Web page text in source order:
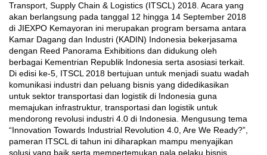
Transport, Supply Chain & Logistics (ITSCL) 2018. Acara yang
akan berlangsung pada tanggal 12 hingga 14 September 2018
di JIEXPO Kemayoran ini merupakan program bersama antara
Kamar Dagang dan Industri (KADIN) Indonesia bekerjasama
dengan Reed Panorama Exhibitions dan didukung oleh
berbagai Kementrian Republik Indonesia serta asosiasi terkait.
Di edisi ke-5, ITSCL 2018 bertujuan untuk menjadi suatu wadah
komunikasi industri dan peluang bisnis yang didedikasikan
untuk sektor transportasi dan logistik di Indonesia guna
memajukan infrastruktur, transportasi dan logistik untuk
mendorong revolusi industri 4.0 di Indonesia. Mengusung tema
“Innovation Towards Industrial Revolution 4.0, Are We Ready?”,
pameran ITSCL di tahun ini diharapkan mampu menyajikan
solusi yang baik serta mempertemukan pala pelaku bisnis